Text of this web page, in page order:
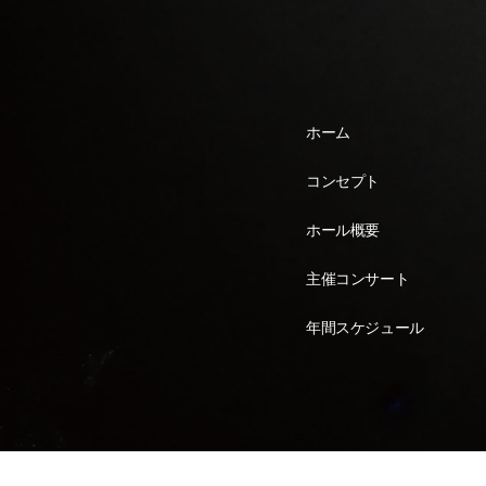
ホーム
コンセプト
ホール概要
主催コンサート
年間スケジュール